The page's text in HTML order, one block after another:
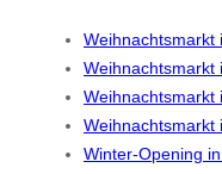
Weihnachtsmarkt
Weihnachtsmarkt
Weihnachtsmarkt
Weihnachtsmarkt
Winter-Opening